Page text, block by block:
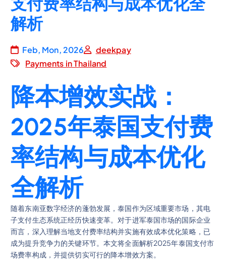
支付费率结构与成本优化全
解析
Feb, Mon, 2026
deekpay
Payments in Thailand
降本增效实战：
2025年泰国支付费
率结构与成本优化
全解析
随着东南亚数字经济的蓬勃发展，泰国作为区域重要市场，其电
子支付生态系统正经历快速变革。对于进军泰国市场的国际企业
而言，深入理解当地支付费率结构并实施有效成本优化策略，已
成为提升竞争力的关键环节。本文将全面解析2025年泰国支付市
场费率构成，并提供切实可行的降本增效方案。